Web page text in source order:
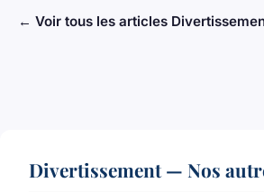
← Voir tous les articles
Divertissement — Nos